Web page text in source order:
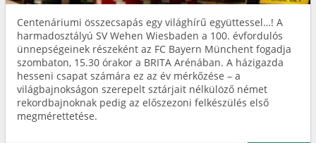
Centenáriumi összecsapás egy világhírű együttessel…! A
harmadosztályú SV Wehen Wiesbaden a 100. évfordulós
ünnepségeinek részeként az FC Bayern Münchent fogadja
szombaton, 15.30 órakor a BRITA Arénában. A házigazda
hesseni csapat számára ez az év mérkőzése – a
világbajnokságon szerepelt sztárjait nélkülöző német
rekordbajnoknak pedig az előszezoni felkészülés első
megmérettetése.